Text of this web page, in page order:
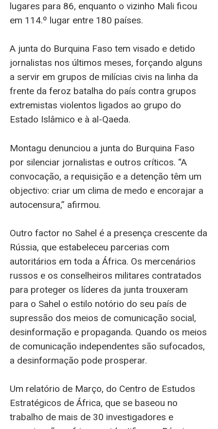
lugares para 86, enquanto o vizinho Mali ficou
em 114.º lugar entre 180 países.
A junta do Burquina Faso tem visado e detido
jornalistas nos últimos meses, forçando alguns
a servir em grupos de milícias civis na linha da
frente da feroz batalha do país contra grupos
extremistas violentos ligados ao grupo do
Estado Islâmico e à al-Qaeda.
Montagu denunciou a junta do Burquina Faso
por silenciar jornalistas e outros críticos. “A
convocação, a requisição e a detenção têm um
objectivo: criar um clima de medo e encorajar a
autocensura,” afirmou.
Outro factor no Sahel é a presença crescente da
Rússia, que estabeleceu parcerias com
autoritários em toda a África. Os mercenários
russos e os conselheiros militares contratados
para proteger os líderes da junta trouxeram
para o Sahel o estilo notório do seu país de
supressão dos meios de comunicação social,
desinformação e propaganda. Quando os meios
de comunicação independentes são sufocados,
a desinformação pode prosperar.
Um relatório de Março, do Centro de Estudos
Estratégicos de África, que se baseou no
trabalho de mais de 30 investigadores e